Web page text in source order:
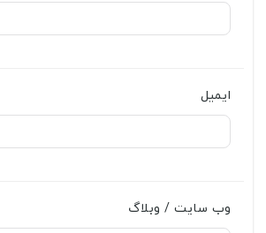
ایمیل
وب سایت / وبلاگ